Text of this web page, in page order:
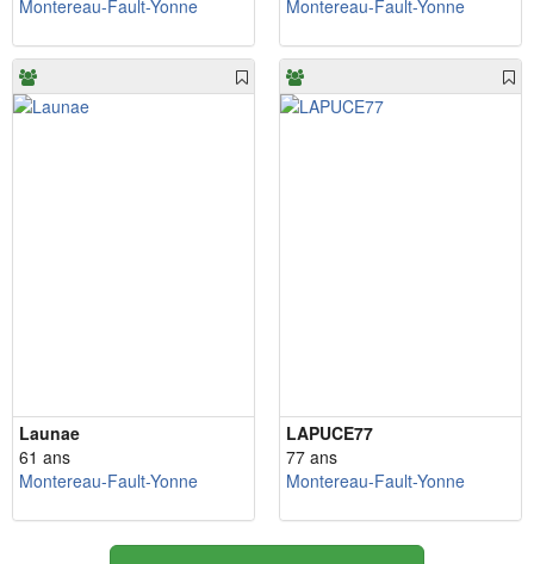
Montereau-Fault-Yonne
Montereau-Fault-Yonne
Launae
61 ans
Montereau-Fault-Yonne
LAPUCE77
77 ans
Montereau-Fault-Yonne